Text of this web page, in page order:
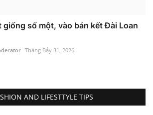
giống số một, vào bán kết Đài Loan
Tháng Bảy 31, 2026
AND LIFESTTYLE TIPS